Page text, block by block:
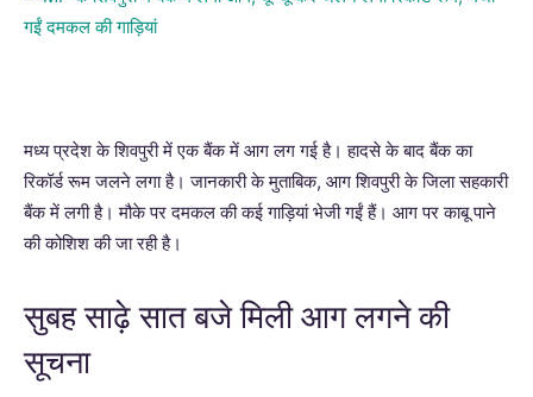
मध्य प्रदेश के शिवपुरी में एक बैंक में आग लग गई है। हादसे के बाद बैंक का
रिकॉर्ड रूम जलने लगा है। जानकारी के मुताबिक, आग शिवपुरी के जिला सहकारी
बैंक में लगी है। मौके पर दमकल की कई गाड़ियां भेजी गईं हैं। आग पर काबू पाने
की कोशिश की जा रही है।
सुबह साढ़े सात बजे मिली आग लगने की
सूचना